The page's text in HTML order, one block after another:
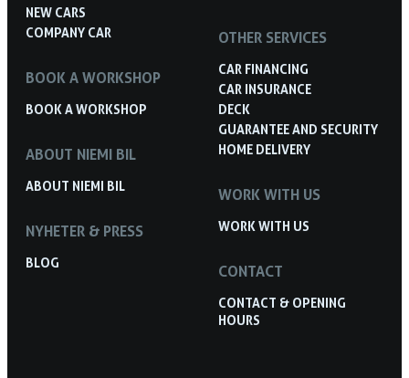
NEW CARS
COMPANY CAR
BOOK A WORKSHOP
BOOK A WORKSHOP
ABOUT NIEMI BIL
ABOUT NIEMI BIL
NYHETER & PRESS
BLOG
OTHER SERVICES
CAR FINANCING
CAR INSURANCE
DECK
GUARANTEE AND SECURITY
HOME DELIVERY
WORK WITH US
WORK WITH US
CONTACT
CONTACT & OPENING
HOURS